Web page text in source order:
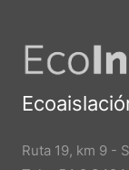
Ruta 19, km 9 -